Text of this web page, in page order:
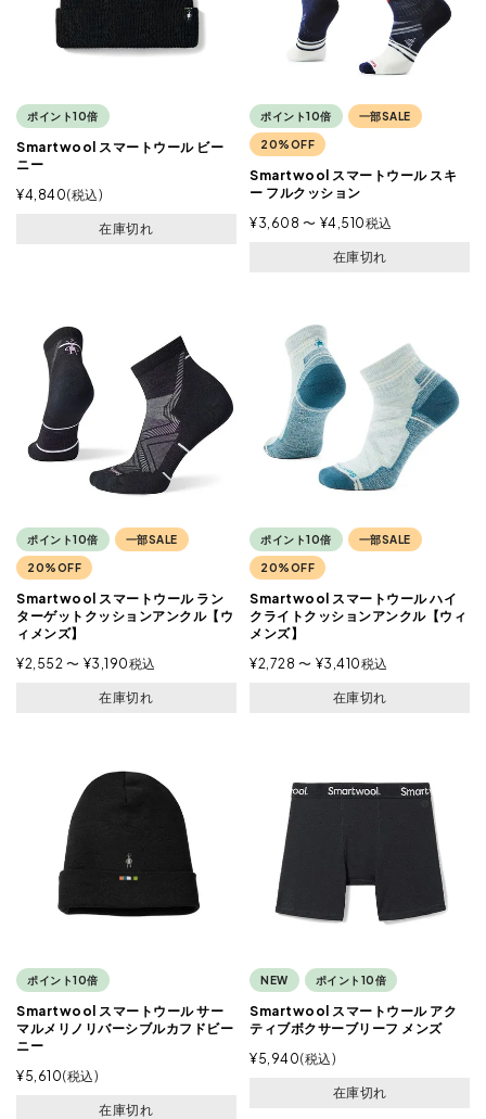
ポイント10倍
Smartwool スマートウール ビー
ニー
¥4,840 税込
在庫切れ
ポイント10倍 一部SALE
20%OFF
Smartwool スマートウール スキ
ー フルクッション
¥3,608 〜 ¥4,510税込
在庫切れ
ポイント10倍 一部SALE
20%OFF
Smartwool スマートウール ラン
ターゲットクッションアンクル【ウ
ィメンズ】
¥2,552 〜 ¥3,190税込
在庫切れ
ポイント10倍 一部SALE
20%OFF
Smartwool スマートウール ハイ
クライトクッションアンクル【ウィ
メンズ】
¥2,728 〜 ¥3,410税込
在庫切れ
ポイント10倍
Smartwool スマートウール サー
マルメリノリバーシブルカフドビー
ニー
¥5,610 税込
在庫切れ
NEW ポイント10倍
Smartwool スマートウール アク
ティブボクサーブリーフ メンズ
¥5,940 税込
在庫切れ